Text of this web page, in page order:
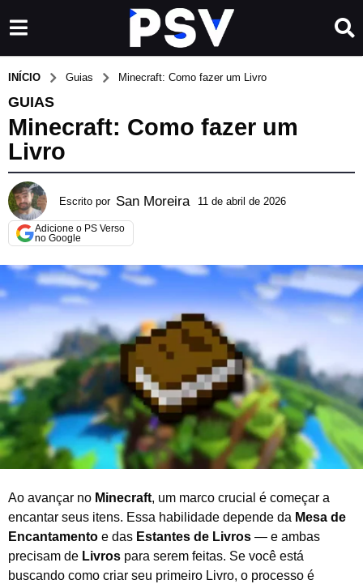
INÍCIO Guias Minecraft: Como fazer um Livro
GUIAS
Minecraft: Como fazer um
Livro
Escrito por San Moreira 11 de abril de 2026
m
a
o
2
2
6
Adicione o PS Verso
no Google
Ao avançar no Minecraft, um marco crucial é começar a
encantar seus itens. Essa habilidade depende da Mesa de
Encantamento e das Estantes de Livros — e ambas
precisam de Livros para serem feitas. Se você está
buscando como criar seu primeiro Livro, o processo é